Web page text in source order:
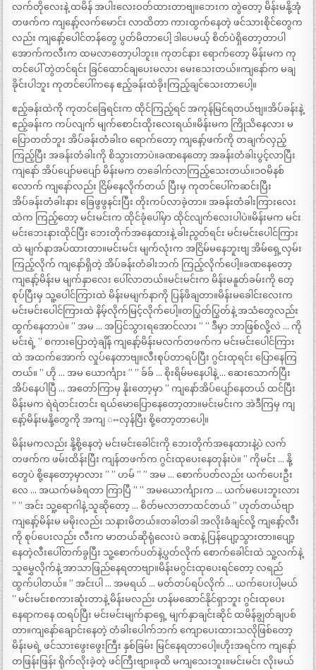
လက်တိုလေးနဲ့ ထမိန် အပါးလေးဝတ်ထားတာဗျ။ဘေးက တွဲတော့ မိန်းမနို့အုံ
တဖက်က ကျနော့်လက်မောင်း လာထိတာ ကားထွက်နေတဲ့ ဖင်သားစိုင်တွေက
လည်း ကျနော့်ပေါင်တန်တွေ ပွတ်မိတာပေါ့ ဒါပေမယ့် စိတ်ပဲရှိတော့တာပါ
အောက်ကလီးက ထမလာတော့ပါဘူး။ ကုတင်နား ရောက်တော့ မိန်းမက ကု
တင်ပေါ် တွဲတင်ရင်း ခြင်ထောင်ချပေးမလား မေးသေးတယ်။ကျနော်က မချ
ခိုင်းပါဘူး ကုတင်ပေါ်ကနေ ဧည့်ခန်းထဲခိုးကြည့်ချင်သေးတာပေါ့။
ဧည့်ခန်းထဲကို ကုတင်ခြေရင်းက ထိုင်ကြည့်ရင် အကုန်မြင်ရတယ်ဗျ။အိပ်ခန်းနဲ့
ဧည့်ခန်းက ကပ်လျက် မျက်စောင်းထိုးလေးရယ်။မိန်းမက ကြိုသိနေလား မ
ပြောတတ်ဘူး အိပ်ခန်းတံခါးဝ ရောက်တော့ ကျနော့်ဖက်ကို တချက်လှည့်
ကြည့်ပြီး အခန်းတံခါးကို စိသွားတာပဲ။ခဏနေတော့ အခန်းတံခါးပွင့်လာပြီး
ကျနော် အိပ်ပျော်မပျော် မိန်းမက တခေါက်လာကြည့်သေးတယ်။၁ဝမိနစ်
လောက် ကျနော်လည်း ငြိမ်နေလိုက်တယ် ပြီးမှ ကုတင်ပေါ်ကဆင်းပြီး
အိပ်ခန်းတံခါးနား ခြေဖွဖွနင်းပြီး တိုးကပ်လာခဲ့တာ။ အခန်းတံခါးကြားလေး
ထဲက ကြည့်တော့ မင်းမင်းက ထိုင်ခုံပေါ်မှာ ထိုင်လျက်လေးပါပဲ။မိန်းမက မင်း
မင်းဘေးနားထိုင်ပြီး ဘေးတိုက်အနေထားနဲ့ ခါးညွတ်ရင်း မင်းမင်းပေါင်ကြား
ထဲ မျက်နာအပ်ထားတာ။မင်းမင်း မျက်လုံးက အငြိမ်မနေဘူးဗျ အိမ်ရှေ့လှမ်း
ကြည့်လိုက် ကျနော်ရှိတဲ့ အိပ်ခန်းတံခါးဘက် ကြည့်လိုက်ပေါ့။ခဏနေတော့
ကျနော့်မိန်းမ မျက်နှာလေး ပေါ်လာတယ်။မင်းမင်းက မိန်းမနူတ်ခမ်းကို တေ့
စုပ်ပြီးမှ သူ့ပေါင်ကြားထဲ မိန်းမမျက်နာကို ပြန်ဖိချတာ။မိန်းမခေါင်းလေးက
မင်းမင်းပေါင်ကြားထဲ နိမ့်လိုက်မြင့်လိုက်ပေါ့။တပြွတ်ပြွတ်နဲ့ အသံတွေလည်း
ထွက်နေတာပဲ။ ” အမ … အပြင်သွားရအောင်လား ” ” ဒီမှာ ဘာဖြစ်လို့လဲ … ကို
မင်းရဲ့ ” စကားပြောတဲ့ချိန် ကျနော့်မိန်းမလက်တဖက်က မင်းမင်းပေါင်ကြား
ထဲ အထက်အောက် လှုပ်နေတာဗျ။လီးစုပ်တာရပ်ပြီး ဂွင်းထုရင်း ပြောနေကြ
တယ်။ ” ဟို … အမ ယောင်္ကျား ” ” ခ်ခ် … စိုးရိမ်မနေပါနဲ့ … ဆေးသောက်ပြီး
အိပ်နေပါပြီ … အတော်ကြာမှ နိုးတော့မှာ ” ကျနော်အိပ်ပျော်နေတယ် ထင်ပြီး
မိန်းမက ရဲရဲတင်းတင်း ရယ်မောပြောနေတော့တာ။မင်းမင်းက အဲဒီကြမှ ကျ
နော့်မိန်းမနို့တွေကို အကျ ႌလှန်ပြီး စို့တော့တာပေါ့။
မိန်းမကလည်း နို့စို့နေတဲ့ မင်းမင်းခေါင်းကို ဘေးတိုက်အနေထားနဲ့ပဲ လက်
တဖက်က ဖမ်းထိန်းပြီး ကျန်တဖက်က ဂွင်းထုပေးနေတုန်းပဲ။ ” ကိုမင်း … နို့
တွေပဲ စို့နေတော့မှာလား ” ” ဟမ် ” ” အမ … စောက်ပတ်လည်း ယက်ပေးဦး
လေ … အယက်မခံရတာ ကြာပြီ ” ” အမယောင်္ကျားက … ယက်မပေးဘူးလား
” ” အင်း သူ့ရောဂါနဲ့ သူဆိုတော့ … စိတ်မလာတာထင်တယ် ” ဟုတ်တယ်ဗျာ
ကျနော့်မိန်းမ မမိုးလည်း သနားမိတယ်။တခါတခါ အလိုးခံချင်လို့ ကျနော့်လီး
ကို စုပ်ပေးလည်း လီးက မာတယ်ဆိုရုံလေးပဲ ခဏနဲ့ ပြန်ပျော့သွားတာ။ပျော့
နေတဲ့လီးပေါ်တက်ခွပြီး သူ့စောက်ပတ်နဲ့ပွတ်လိုက် စောက်ခေါင်းထဲ သူ့လက်နဲ့
သူမွှေလိုက်နဲ့ အာသာဖြည်နေရတာဗျာ။မိန်းမဂွင်းထုပေးရင်တော့ လရည်
ထွက်ပါတယ်။ ” အင်းပါ … အမရယ် … မတ်တပ်ရပ်လိုက် … ယက်ပေးပါ့မယ်
” မင်းမင်းစကားဆုံးတာနဲ့ မိန်းမလည်း ဟန်မဆောင်နိုင်ရှာဘူး ဂွင်းထုပေး
နေရာကနေ ထရပ်ပြီး မင်းမင်းမျက်နာရှေ့ မျက်နှာချင်းဆိုင် ထမိန်ချွတ်ချပစ်
တာ။ကျနော်ချောင်းနေတဲ့ တံခါးပေါက်ဘက် ကျောပေးထားသလိုဖြစ်တော့
မိန်းမရဲ့ ဖင်သားဖွေးဖွေးကြီး နှစ်ခြမ်း မြင်နေရတာပေါ့။ဟိုးအရင်က ကျနော်
တဖြန်းဖြန်း ရိုက်လိုးခဲ့တဲ့ ဖင်ကြီးဗျာ။ခုထိ မကျသေးဘူး။မင်းမင်း လိုးမယ်